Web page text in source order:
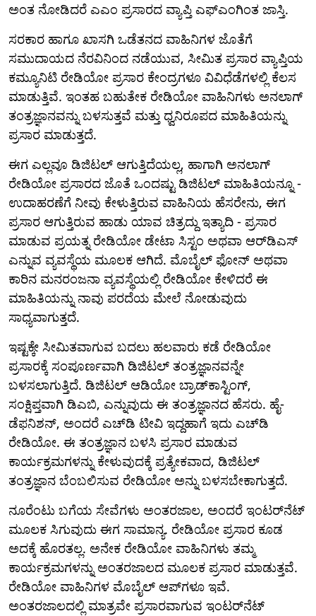
ಅಂತ ನೋಡಿದರೆ ಎಎಂ ಪ್ರಸಾರದ ವ್ಯಾಪ್ತಿ ಎಫ್‌ಎಂಗಿಂತ ಜಾಸ್ತಿ.
ಸರಕಾರ ಹಾಗೂ ಖಾಸಗಿ ಒಡೆತನದ ವಾಹಿನಿಗಳ ಜೊತೆಗೆ
ಸಮುದಾಯದ ನೆರವಿನಿಂದ ನಡೆಯುವ, ಸೀಮಿತ ಪ್ರಸಾರ ವ್ಯಾಪ್ತಿಯ
ಕಮ್ಯೂನಿಟಿ ರೇಡಿಯೋ ಪ್ರಸಾರ ಕೇಂದ್ರಗಳೂ ವಿವಿಧೆಡೆಗಳಲ್ಲಿ ಕೆಲಸ
ಮಾಡುತ್ತಿವೆ. ಇಂತಹ ಬಹುತೇಕ ರೇಡಿಯೋ ವಾಹಿನಿಗಳು ಅನಲಾಗ್
ತಂತ್ರಜ್ಞಾನವನ್ನು ಬಳಸುತ್ತವೆ ಮತ್ತು ಧ್ವನಿರೂಪದ ಮಾಹಿತಿಯನ್ನು
ಪ್ರಸಾರ ಮಾಡುತ್ತದೆ.
ಈಗ ಎಲ್ಲವೂ ಡಿಜಿಟಲ್ ಆಗುತ್ತಿದೆಯಲ್ಲ, ಹಾಗಾಗಿ ಅನಲಾಗ್
ರೇಡಿಯೋ ಪ್ರಸಾರದ ಜೊತೆ ಒಂದಷ್ಟು ಡಿಜಿಟಲ್ ಮಾಹಿತಿಯನ್ನೂ -
ಉದಾಹರಣೆಗೆ ನೀವು ಕೇಳುತ್ತಿರುವ ವಾಹಿನಿಯ ಹೆಸರೇನು, ಈಗ
ಪ್ರಸಾರ ಆಗುತ್ತಿರುವ ಹಾಡು ಯಾವ ಚಿತ್ರದ್ದು ಇತ್ಯಾದಿ - ಪ್ರಸಾರ
ಮಾಡುವ ಪ್ರಯತ್ನ ರೇಡಿಯೋ ಡೇಟಾ ಸಿಸ್ಟಂ ಅಥವಾ ಆರ್‌ಡಿಎಸ್
ಎನ್ನುವ ವ್ಯವಸ್ಥೆಯ ಮೂಲಕ ಆಗಿದೆ. ಮೊಬೈಲ್ ಫೋನ್ ಅಥವಾ
ಕಾರಿನ ಮನರಂಜನಾ ವ್ಯವಸ್ಥೆಯಲ್ಲಿ ರೇಡಿಯೋ ಕೇಳಿದರೆ ಈ
ಮಾಹಿತಿಯನ್ನು ನಾವು ಪರದೆಯ ಮೇಲೆ ನೋಡುವುದು
ಸಾಧ್ಯವಾಗುತ್ತದೆ.
ಇಷ್ಟಕ್ಕೇ ಸೀಮಿತವಾಗುವ ಬದಲು ಹಲವಾರು ಕಡೆ ರೇಡಿಯೋ
ಪ್ರಸಾರಕ್ಕೆ ಸಂಪೂರ್ಣವಾಗಿ ಡಿಜಿಟಲ್ ತಂತ್ರಜ್ಞಾನವನ್ನೇ
ಬಳಸಲಾಗುತ್ತಿದೆ. ಡಿಜಿಟಲ್ ಆಡಿಯೋ ಬ್ರಾಡ್‌ಕಾಸ್ಟಿಂಗ್,
ಸಂಕ್ಷಿಪ್ತವಾಗಿ ಡಿಎಬಿ, ಎನ್ನುವುದು ಈ ತಂತ್ರಜ್ಞಾನದ ಹೆಸರು. ಹೈ-
ಡೆಫನಿಶನ್, ಅಂದರೆ ಎಚ್‌ಡಿ ಟೀವಿ ಇದ್ದಹಾಗೆ ಇದು ಎಚ್‌ಡಿ
ರೇಡಿಯೋ. ಈ ತಂತ್ರಜ್ಞಾನ ಬಳಸಿ ಪ್ರಸಾರ ಮಾಡುವ
ಕಾರ್ಯಕ್ರಮಗಳನ್ನು ಕೇಳುವುದಕ್ಕೆ ಪ್ರತ್ಯೇಕವಾದ, ಡಿಜಿಟಲ್
ತಂತ್ರಜ್ಞಾನ ಬೆಂಬಲಿಸುವ ರೇಡಿಯೋ ಅನ್ನು ಬಳಸಬೇಕಾಗುತ್ತದೆ.
ನೂರೆಂಟು ಬಗೆಯ ಸೇವೆಗಳು ಅಂತರಜಾಲ, ಅಂದರೆ ಇಂಟರ್‌ನೆಟ್
ಮೂಲಕ ಸಿಗುವುದು ಈಗ ಸಾಮಾನ್ಯ. ರೇಡಿಯೋ ಪ್ರಸಾರ ಕೂಡ
ಅದಕ್ಕೆ ಹೊರತಲ್ಲ. ಅನೇಕ ರೇಡಿಯೋ ವಾಹಿನಿಗಳು ತಮ್ಮ
ಕಾರ್ಯಕ್ರಮಗಳನ್ನು ಅಂತರಜಾಲದ ಮೂಲಕ ಪ್ರಸಾರ ಮಾಡುತ್ತವೆ.
ರೇಡಿಯೋ ವಾಹಿನಿಗಳ ಮೊಬೈಲ್ ಆಪ್‌ಗಳೂ ಇವೆ.
ಅಂತರಜಾಲದಲ್ಲಿ ಮಾತ್ರವೇ ಪ್ರಸಾರವಾಗುವ ಇಂಟರ್‌ನೆಟ್